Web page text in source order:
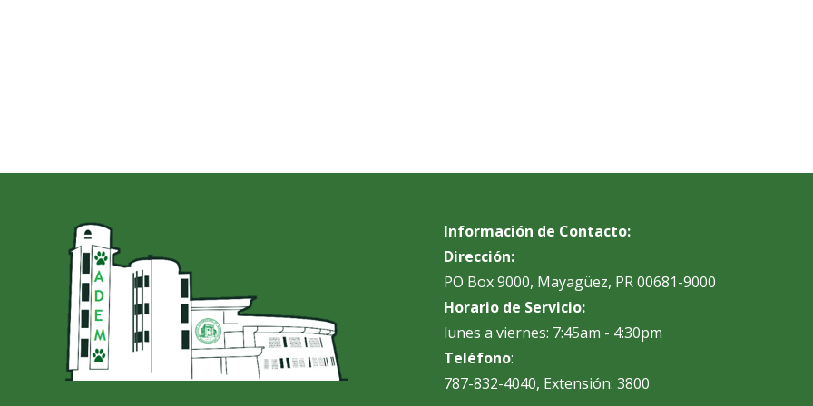
Información de Contacto:
Dirección:
PO Box 9000, Mayagüez, PR 00681-9000
Horario de Servicio:
lunes a viernes: 7:45am - 4:30pm
Teléfono:
787-832-4040, Extensión: 3800